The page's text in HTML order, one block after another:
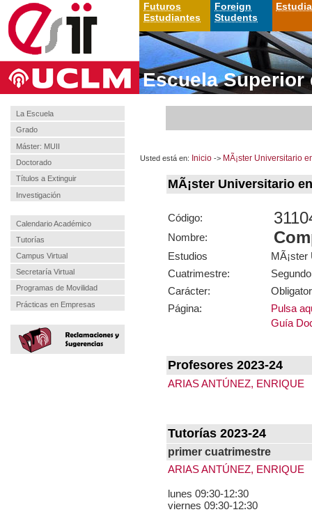
Futuros
Estudiantes
Foreign
Students
Escuela Superior
La Escuela
Grado
Máster: MUII
Doctorado
Títulos a Extinguir
Investigación
Calendario Académico
Tutorías
Campus Virtual
Secretaría Virtual
Programas de Movilidad
Prácticas en Empresas
Usted está en: Inicio -> MÃ¡ster Universitario
MÃ¡ster Universitario
Código:
Nombre:
Estudios
MÃ¡ster
Cuatrimestre:
Carácter:
Página:
Pulsa
Guía
Profesores 2023-24
ARIAS ANTÚNEZ, ENRIQUE
Tutorías 2023-24
primer cuatrimestre
ARIAS ANTÚNEZ, ENRIQUE
lunes 09:30-12:30
viernes 09:30-12:30